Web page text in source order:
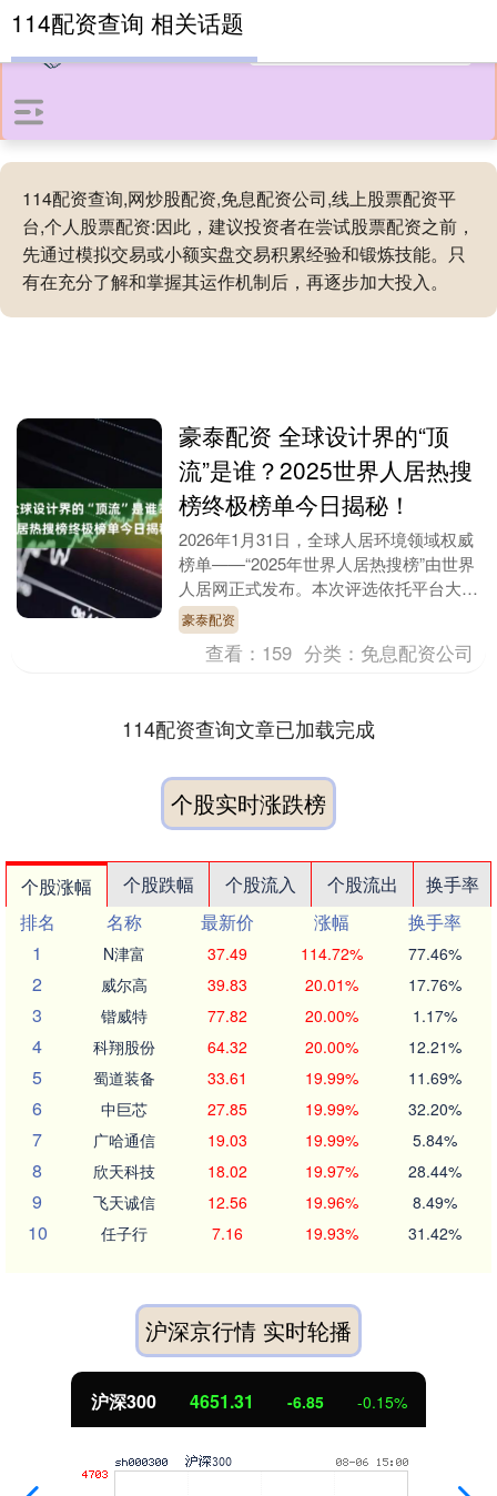
114配资查询,网炒股配资,免息配资公司,线上股票配资平
台,个人股票配资:因此，建议投资者在尝试股票配资之前，
先通过模拟交易或小额实盘交易积累经验和锻炼技能。只
有在充分了解和掌握其运作机制后，再逐步加大投入。
114配资查询 相关话题
豪泰配资 全球设计界的“顶
流”是谁？2025世界人居热搜
榜终极榜单今日揭秘！
2026年1月31日，全球人居环境领域权威
榜单——“2025年世界人居热搜榜”由世界
人居网正式发布。本次评选依托平台大数
据，在浏览量、互动度、内容产出、人才
活跃....
豪泰配资
查看： 159 分类： 免息配资公司
114配资查询文章已加载完成
个股实时涨跌榜
个股涨幅 个股跌幅 个股流入 个股流出
换手率
排名
名称 最新价 涨幅
换手率
1
N津富 37.49 114.72% 77.46%
2 威尔高 39.83 20.01% 17.76%
3 锴威特 77.82 20.00% 1.17%
4 科翔股份 64.32 20.00% 12.21%
5 蜀道装备 33.61 19.99% 11.69%
6 中巨芯 27.85 19.99% 32.20%
7 广哈通信 19.03 19.99% 5.84%
8 欣天科技 18.02 19.97% 28.44%
9 飞天诚信 12.56 19.96% 8.49%
10 任子行 7.16 19.93% 31.42%
沪深京行情 实时轮播
北证50 1122.88 3.42 0.30%